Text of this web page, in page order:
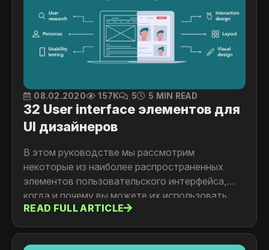
08.02.2020 157K 5 5 MIN READ
32 User interface элементов для
UI дизайнеров
В этом руководстве мы рассмотрим
некоторые из наиболее распространенных
элементов пользовательского интерфейса,
когда и почему вы можете их использовать.
READ FULL ARTICLE